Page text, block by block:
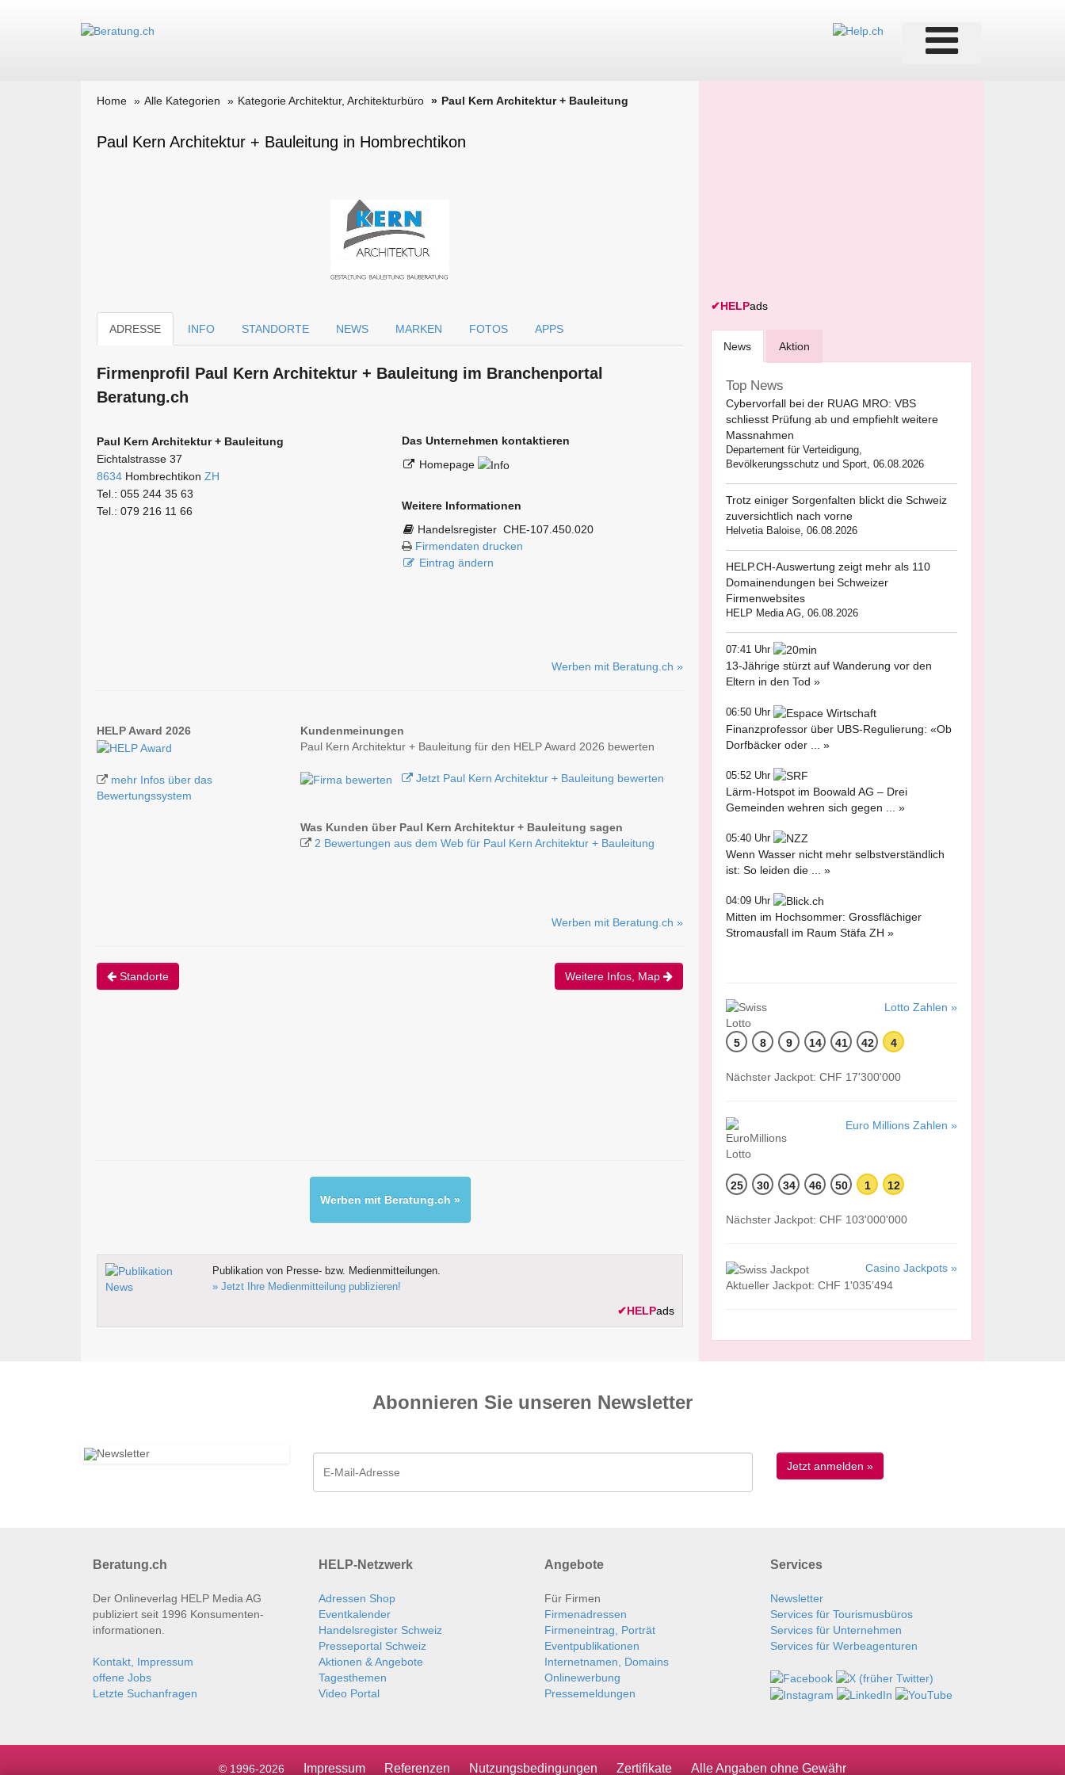
Home Alle Kategorien Kategorie Architektur, Architekturbüro Paul Kern Architektur + Bauleitung
Paul Kern Architektur + Bauleitung in Hombrechtikon
ADRESSE INFO STANDORTE NEWS MARKEN FOTOS APPS
Firmen­profil Paul Kern Architektur + Bauleitung im Branchen­portal
Beratung.ch
Paul Kern Architektur + Bauleitung
Eichtalstrasse 37
8634 Hombrechtikon ZH
Tel.: 055 244 35 63
Tel.: 079 216 11 66
Das Unternehmen kontaktieren
Homepage
Weitere Informationen
Handelsregister CHE-107.450.020
Firmendaten drucken
Eintrag ändern
Werben mit Beratung.ch »
HELP Award 2026
mehr Infos über das
Bewertungssystem
Kundenmeinungen
Paul Kern Architektur + Bauleitung für den HELP Award 2026 bewerten
Jetzt Paul Kern Architektur + Bauleitung bewerten
Was Kunden über Paul Kern Architektur + Bauleitung sagen
2 Bewertungen aus dem Web für Paul Kern Architektur + Bauleitung
Werben mit Beratung.ch »
Standorte Weitere Infos, Map
Werben mit Beratung.ch »
Publikation von Presse- bzw. Medienmitteilungen.
» Jetzt Ihre Medienmitteilung publizieren!
✔HELPads
✔HELPads
News Aktion
Top News
Cybervorfall bei der RUAG MRO: VBS
schliesst Prüfung ab und empfiehlt weitere
Massnahmen
Departement für Verteidigung,
Bevölkerungsschutz und Sport, 06.08.2026
Trotz einiger Sorgenfalten blickt die Schweiz
zuversichtlich nach vorne
Helvetia Baloise, 06.08.2026
HELP.CH-Auswertung zeigt mehr als 110
Domainendungen bei Schweizer
Firmenwebsites
HELP Media AG, 06.08.2026
07:41 Uhr
13-Jährige stürzt auf Wanderung vor den
Eltern in den Tod »
06:50 Uhr
Finanzprofessor über UBS-Regulierung: «Ob
Dorfbäcker oder ... »
05:52 Uhr
Lärm-Hotspot im Boowald AG – Drei
Gemeinden wehren sich gegen ... »
05:40 Uhr
Wenn Wasser nicht mehr selbstverständlich
ist: So leiden die ... »
04:09 Uhr
Mitten im Hochsommer: Grossflächiger
Stromausfall im Raum Stäfa ZH »
Lotto Zahlen »
5 8 9 14 41 42 4
Nächster Jackpot: CHF 17'300'000
Euro Millions Zahlen »
25 30 34 46 50 1 12
Nächster Jackpot: CHF 103'000'000
Casino Jackpots »
Aktueller Jackpot: CHF 1'035'494
Abonnieren Sie unseren News­letter
Beratung.ch
Der Onlineverlag HELP Media AG
publiziert seit 1996 Konsumenten­
informationen.
Kontakt, Impressum
offene Jobs
Letzte Suchanfragen
HELP-Netzwerk
Adressen Shop
Eventkalender
Handelsregister Schweiz
Presseportal Schweiz
Aktionen & Angebote
Tagesthemen
Video Portal
Angebote
Für Firmen
Firmenadressen
Firmeneintrag, Porträt
Eventpublikationen
Internetnamen, Domains
Onlinewerbung
Pressemeldungen
Services
Newsletter
Services für Tourismusbüros
Services für Unternehmen
Services für Werbeagenturen
© 1996-2026 Impressum Referenzen Nutzungsbedingungen Zertifikate Alle Angaben ohne Gewähr